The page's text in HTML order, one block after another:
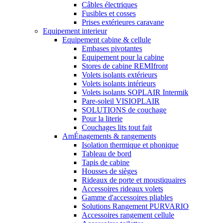
Câbles électriques
Fusibles et cosses
Prises extérieures caravane
Equipement interieur
Equipement cabine & cellule
Embases pivotantes
Equipement pour la cabine
Stores de cabine REMIfront
Volets isolants extérieurs
Volets isolants intérieurs
Volets isolants SOPLAIR Intermik
Pare-soleil VISIOPLAIR
SOLUTIONS de couchage
Pour la literie
Couchages lits tout fait
AmÉnagements & rangements
Isolation thermique et phonique
Tableau de bord
Tapis de cabine
Housses de sièges
Rideaux de porte et moustiquaires
Accessoires rideaux volets
Gamme d'accessoires pliables
Solutions Rangement PURVARIO
Accessoires rangement cellule